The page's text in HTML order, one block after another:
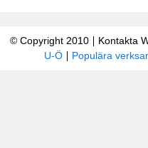
© Copyright 2010 Kontakta
U-Ö
Populära